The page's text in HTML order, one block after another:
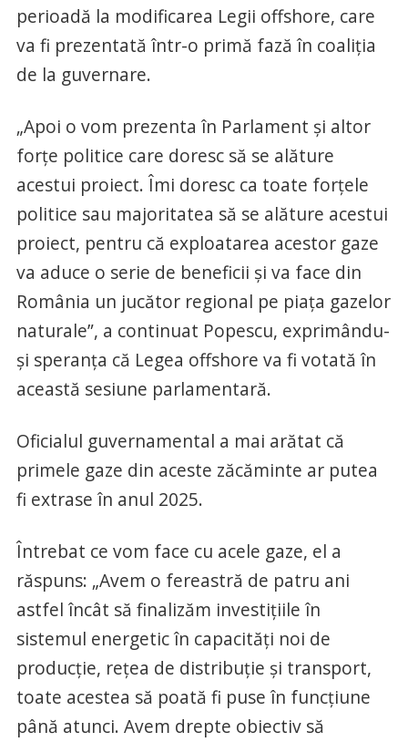
perioadă la modificarea Legii offshore, care
va fi prezentată într-o primă fază în coaliţia
de la guvernare.
„Apoi o vom prezenta în Parlament şi altor
forţe politice care doresc să se alăture
acestui proiect. Îmi doresc ca toate forţele
politice sau majoritatea să se alăture acestui
proiect, pentru că exploatarea acestor gaze
va aduce o serie de beneficii şi va face din
România un jucător regional pe piaţa gazelor
naturale”, a continuat Popescu, exprimându-
şi speranţa că Legea offshore va fi votată în
această sesiune parlamentară.
Oficialul guvernamental a mai arătat că
primele gaze din aceste zăcăminte ar putea
fi extrase în anul 2025.
Întrebat ce vom face cu acele gaze, el a
răspuns: „Avem o fereastră de patru ani
astfel încât să finalizăm investiţiile în
sistemul energetic în capacităţi noi de
producţie, reţea de distribuţie şi transport,
toate acestea să poată fi puse în funcţiune
până atunci. Avem drepte obiectiv să